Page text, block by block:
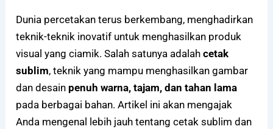
Dunia percetakan terus berkembang, menghadirkan
teknik-teknik inovatif untuk menghasilkan produk
visual yang ciamik. Salah satunya adalahcetak
sublim, teknik yang mampu menghasilkan gambar
dan desain penuh warna, tajam, dan tahan lama
pada berbagai bahan. Artikel ini akan mengajak
Anda mengenal lebih jauh tentang cetak sublim dan